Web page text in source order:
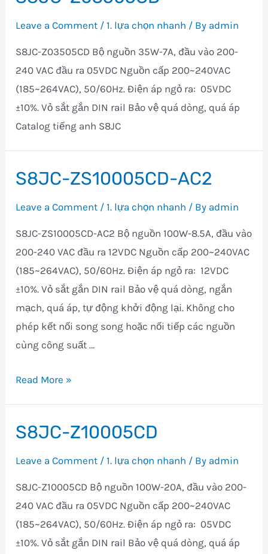
Leave a Comment /1. lựa chọn nhanh / By admin
S8JC-Z03505CD Bộ nguồn 35W-7A, đầu vào 200-
240 VAC đầu ra 05VDC Nguồn cấp 200~240VAC
(185~264VAC), 50/60Hz. Điện áp ngỏ ra: 05VDC
±10%. Vỏ sắt gắn DIN rail Bảo vệ quá dòng, quá áp
Catalog tiếng anh S8JC
S8JC-ZS10005CD-AC2
Leave a Comment /1. lựa chọn nhanh / By admin
S8JC-ZS10005CD-AC2 Bộ nguồn 100W-8.5A, đầu vào
200-240 VAC đầu ra 12VDC Nguồn cấp 200~240VAC
(185~264VAC), 50/60Hz. Điện áp ngỏ ra: 12VDC
±10%. Vỏ sắt gắn DIN rail Bảo vệ quá dòng, ngắn
mạch, quá áp, tự động khởi động lại. Không cho
phép kết nối song song hoặc nối tiếp các nguồn
cùng công suất …
S8JC-
Read More »
S8JC-Z10005CD
Leave a Comment /1. lựa chọn nhanh / By admin
S8JC-Z10005CD Bộ nguồn 100W-20A, đầu vào 200-
240 VAC đầu ra 05VDC Nguồn cấp 200~240VAC
(185~264VAC), 50/60Hz. Điện áp ngỏ ra: 05VDC
±10%. Vỏ sắt gắn DIN rail Bảo vệ quá dòng, quá áp